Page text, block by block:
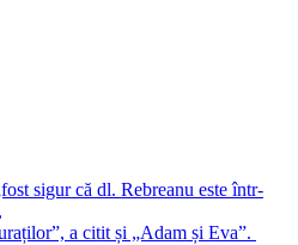
sigur că dl. Rebreanu este într-
a citit și „Adam și Eva”.